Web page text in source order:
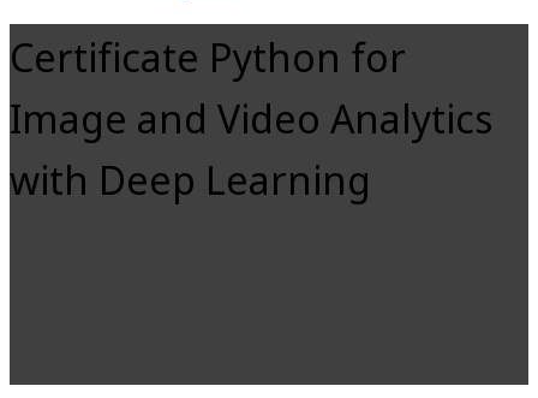
Certificate Python for
Image and Video Analytics
with Deep Learning